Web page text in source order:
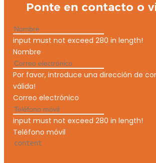
Ponte en contacto o
input must not exceed 280 in length!
Nombre
Por favor, introduce una dirección de
válida!
Correo electrónico
input must not exceed 280 in length!
Teléfono móvil